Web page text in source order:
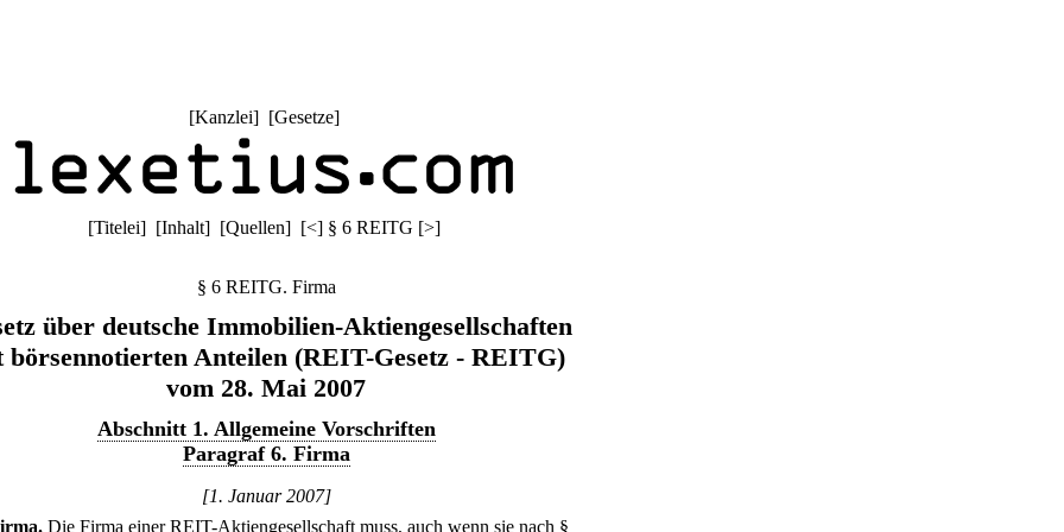
[Kanzlei] [Gesetze]
[Titelei] [Inhalt] [Quellen] [<] § 6 REITG [>]
§ 6 REITG. Firma
über deutsche Immobilien-Aktiengesellschaften
börsennotierten Anteilen (REIT-Gesetz - REITG)
vom 28. Mai 2007
Abschnitt 1. Allgemeine Vorschriften
Paragraf 6. Firma
[1. Januar 2007]
Die Firma einer REIT-Aktiengesellschaft muss, auch wenn sie nach §